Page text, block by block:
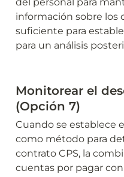
información sobre los
suficiente para
para un análisis
Monitorear el
(Opción 7)
Cuando se establece
como método para
contrato CPS, la
cuentas por pagar